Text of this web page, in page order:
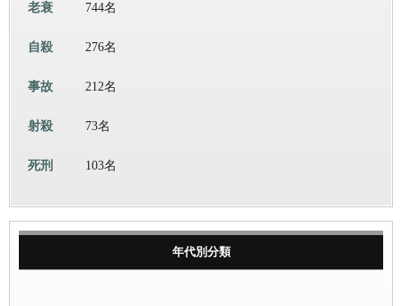
老衰 744名
自殺 276名
事故 212名
射殺 73名
死刑 103名
年代別分類